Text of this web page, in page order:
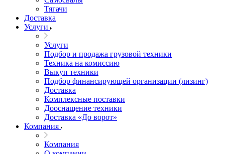
Тягачи
Доставка
Услуги
Услуги
Подбор и продажа грузовой техники
Техника на комиссию
Выкуп техники
Подбор финансирующей организации (лизинг)
Доставка
Комплексные поставки
Дооснащение техники
Доставка «До ворот»
Компания
Компания